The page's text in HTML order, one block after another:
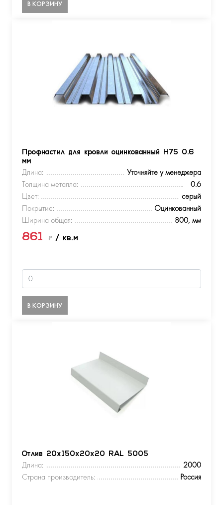
В КОРЗИНУ
Профнастил для кровли оцинкованный Н75 0.6
мм
Длина:
Уточняйте у менеджера
Толщина металла:
0.6
Цвет:
серый
Покрытие:
Оцинкованный
Ширина общая:
800, мм
861 ₽ / кв.м
В КОРЗИНУ
Отлив 20х150х20х20 RAL 5005
Длина:
2000
Страна производитель:
Россия